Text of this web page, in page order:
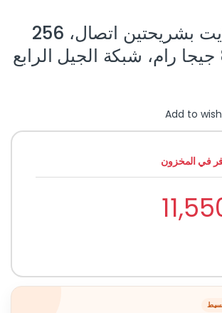
فيفو V40 لايت بشريحتين اتصال، 256
جيجابايت، 8 جيجا رام، شبكة الجيل الرابع
Add to
في المخزون